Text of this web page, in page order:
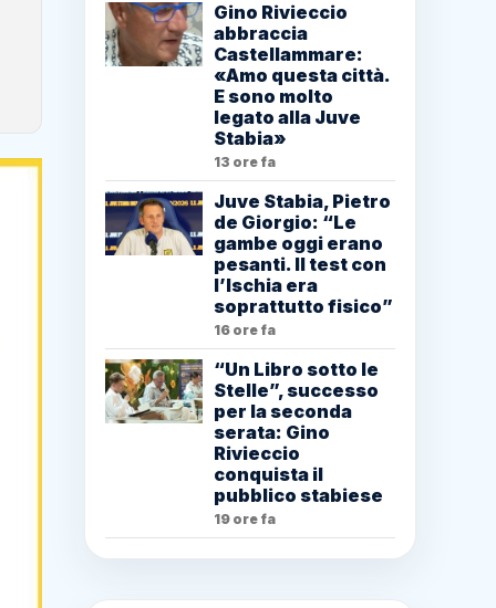
Gino Rivieccio
abbraccia
Castellammare:
«Amo questa città.
E sono molto
legato alla Juve
Stabia»
13 ore fa
Juve Stabia, Pietro
de Giorgio: “Le
gambe oggi erano
pesanti. Il test con
l’Ischia era
soprattutto fisico”
16 ore fa
“Un Libro sotto le
Stelle”, successo
per la seconda
serata: Gino
Rivieccio
conquista il
pubblico stabiese
19 ore fa